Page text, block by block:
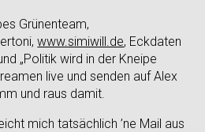
Grünenteam,
www.simiwill.de, Eckdaten
„Politik wird in der Kneipe
live und senden auf Alex
und raus damit.
mich tatsächlich ’ne Mail aus